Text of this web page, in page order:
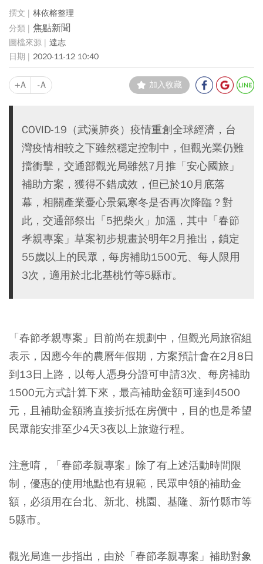
林依榕整理
焦點新聞
達志
2020-11-12 10:40
+A -A 加入收藏
COVID-19（武漢肺炎）疫情重創全球經濟，台
灣疫情相較之下雖然穩定控制中，但觀光業仍難
擋衝擊，交通部觀光局雖然7月推「安心國旅」
補助方案，獲得不錯成效，但已於10月底落
幕，相關產業憂心景氣寒冬是否再次降臨？對
此，交通部祭出「5把柴火」加溫，其中「春節
孝親專案」草案初步規畫於明年2月推出，鎖定
55歲以上的民眾，每房補助1500元、每人限用
3次，適用於北北基桃竹等5縣市。
「春節孝親專案」目前尚在規劃中，但觀光局旅宿組
表示，因應今年的農曆年假期，方案預計會在2月8日
到13日上路，以每人憑身分證可申請3次、每房補助
1500元方式計算下來，最高補助金額可達到4500
元，且補助金額將直接折抵在房價中，目的也是希望
民眾能安排至少4天3夜以上旅遊行程。
注意唷，「春節孝親專案」除了有上述活動時間限
制，優惠的使用地點也有規範，民眾申領的補助金
額，必須用在台北、新北、桃園、基隆、新竹縣市等
5縣市。
觀光局進一步指出，由於「春節孝親專案」補助對象